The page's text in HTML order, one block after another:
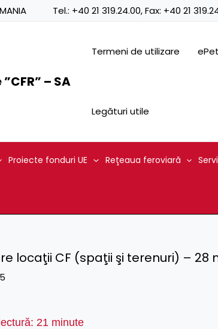
Tel.: +40 21 319.24.00, Fax: +40 21
– SA
Termeni de utilizare
Legături utile
Proiecte fonduri UE Reţeaua feroviară
locaţii CF (spaţii şi terenuri) – 28
21 minute